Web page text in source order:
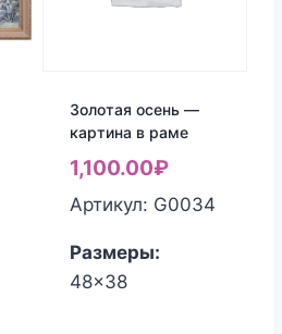
Золотая осень —
картина в раме
1,100.00₽
Артикул: G0034
Размеры:
48x38